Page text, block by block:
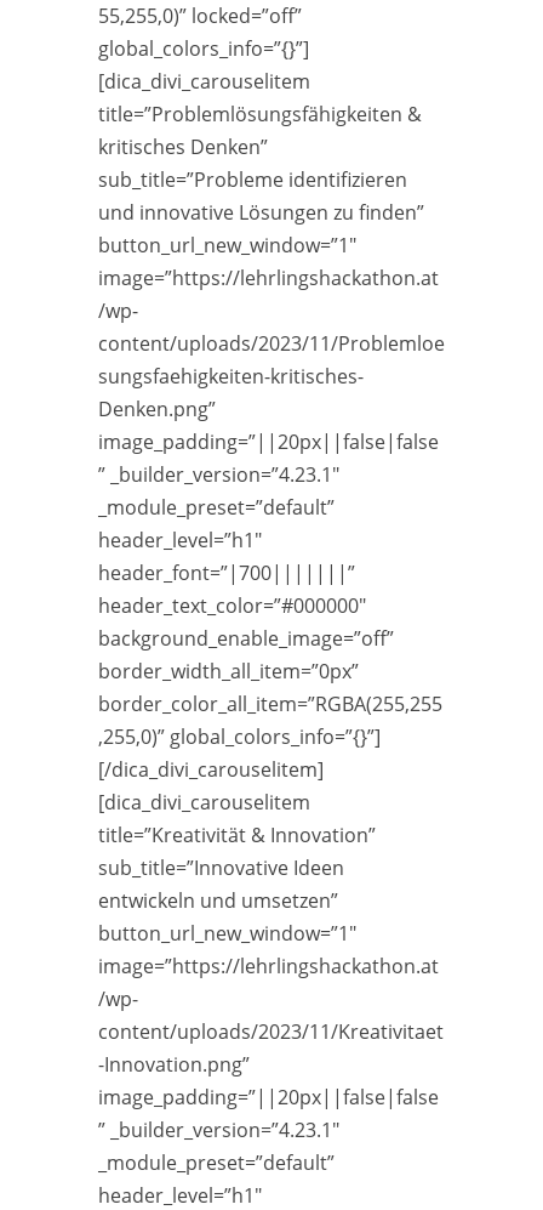
55,255,0)” locked=”off”
global_colors_info=”{}”]
[dica_divi_carouselitem
title=”Problemlösungsfähigkeiten &
kritisches Denken”
sub_title=”Probleme identifizieren
und innovative Lösungen zu finden”
button_url_new_window=”1″
image=”https://lehrlingshackathon.at
/wp-
content/uploads/2023/11/Problemloe
sungsfaehigkeiten-kritisches-
Denken.png”
image_padding=”||20px||false|false
” _builder_version=”4.23.1″
_module_preset=”default”
header_level=”h1″
header_font=”|700|||||||”
header_text_color=”#000000″
background_enable_image=”off”
border_width_all_item=”0px”
border_color_all_item=”RGBA(255,255
,255,0)” global_colors_info=”{}”]
[/dica_divi_carouselitem]
[dica_divi_carouselitem
title=”Kreativität & Innovation”
sub_title=”Innovative Ideen
entwickeln und umsetzen”
button_url_new_window=”1″
image=”https://lehrlingshackathon.at
/wp-
content/uploads/2023/11/Kreativitaet
-Innovation.png”
image_padding=”||20px||false|false
” _builder_version=”4.23.1″
_module_preset=”default”
header_level=”h1″